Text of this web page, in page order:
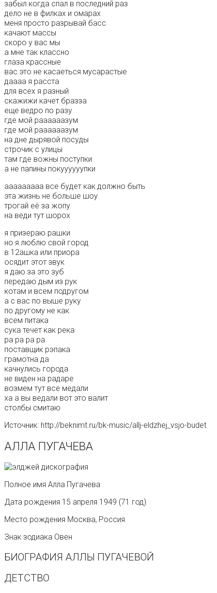
забыл когда спал в последний раз
дело не в филках и омарах
меня просто разрывай басс
качают массы
скоро у вас мы
а мне так классно
глаза крассные
вас это не касаеться мусарастые
даааа я расста
для всех я разный
скажижи качет бразза
еще ведро по разу
где мой раааааазум
где мой раааааазум
на дне дырявой посуды
строчик с улицы
там где вожны поступки
а не папины покуууууупки
ааааааааа все будет как должно быть
эта жизнь не больше шоу
трогай её за жопу
на веди тут шорох
я призераю рашки
но я люблю свой город
в 12ашка или приора
осядит этот звук
я даю за это зуб
передаю дым из рук
котам и всем подругом
а с вас по выше руку
по другому не как
всем питака
сука течет как река
ра ра ра ра
поставщик рэпака
грамотна да
качнулись города
не виден на радаре
возмем тут все медали
ха а вы ведали вот это валит
столбы смитаю
Источник: http://beknimt.ru/bk-music/allj-eldzhej_vsjo-budet
АЛЛА ПУГАЧЕВА
Полное имя Алла Пугачева
Дата рождения 15 апреля 1949 (71 год)
Место рождения Москва, Россия
Знак зодиака Овен
БИОГРАФИЯ АЛЛЫ ПУГАЧЕВОЙ
ДЕТСТВО